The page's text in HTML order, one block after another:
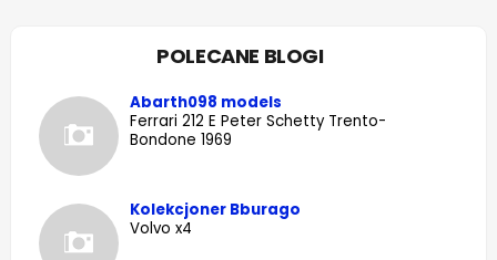
POLECANE BLOGI
Abarth098 models
Ferrari 212 E Peter Schetty Trento-
Bondone 1969
Kolekcjoner Bburago
Volvo x4